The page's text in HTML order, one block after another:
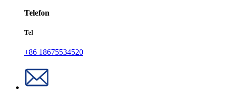
Telefon
Tel
+86 18675534520